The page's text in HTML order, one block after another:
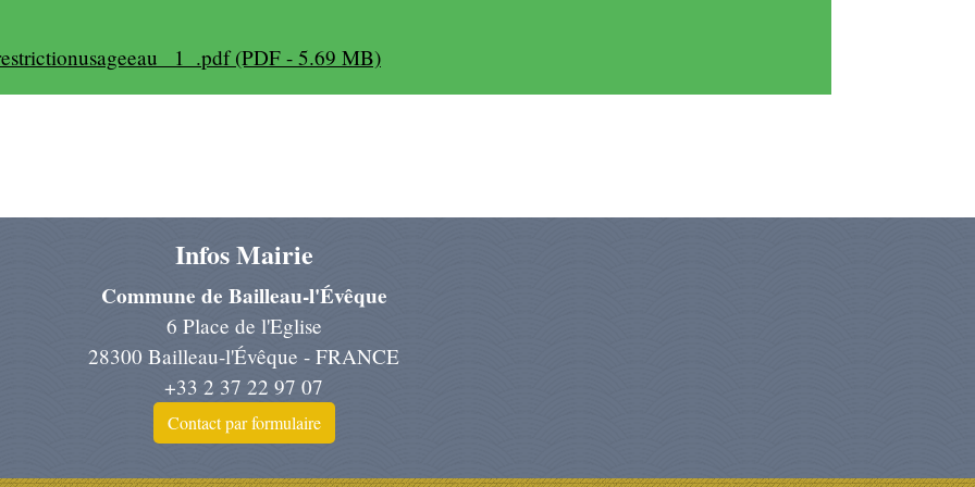
_1_.pdf (PDF - 5.69 MB)
Infos Mairie
Commune de Bailleau-l'Évêque
6 Place de l'Eglise
28300 Bailleau-l'Évêque - FRANCE
+33 2 37 22 97 07
Contact par formulaire